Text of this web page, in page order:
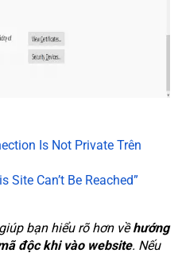
Is Not Private Trên
Site Can’t Be Reached”
bạn hiểu rõ hơn vềhướng
độc khi vào website. Nếu